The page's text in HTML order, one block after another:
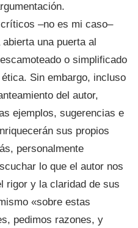
–no es mi caso–
una puerta al
o simplificado
Sin embargo, incluso
del autor,
ejemplos, sugerencias e
sus propios
personalmente
lo que el autor nos
rigor y la claridad de sus
«sobre estas
pedimos razones, y